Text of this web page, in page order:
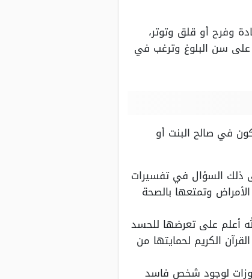
وفرح أو قلق وتوتر،
على سن البلوغ وترغب في
في صالح البنت أو
ذلك السؤال في تفسيرات
وتمتعها بالصحة
أعلم على تعرضها للحسد
الكريم لحمايتها من
لوجود شخص فاسد